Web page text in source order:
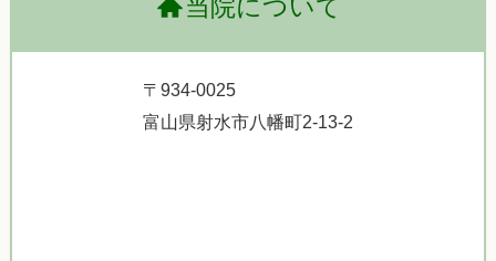
当院について
〒934-0025
富山県射水市八幡町2-13-2